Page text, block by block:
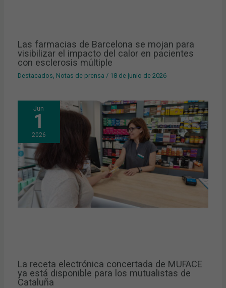
Las farmacias de Barcelona se mojan para
visibilizar el impacto del calor en pacientes
con esclerosis múltiple
Destacados Notas de prensa / 18 de junio de 2026
Jun
1
2026
La receta electrónica concertada de MUFACE
ya está disponible para los mutualistas de
Cataluña